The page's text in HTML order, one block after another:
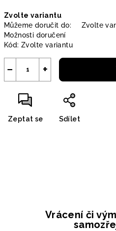
cena:
Zvolte variantu
Můžeme doručit do:
Zvolte
Možnosti doručení
Kód: Zvolte variantu
+
−
Zeptat se Sdílet
Vrácení či